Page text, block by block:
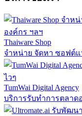
Thaiware Shop
จำหน่าย จัดหา ซอฟต์
TumWai Digital Agency
บริการรับทำการตลาด